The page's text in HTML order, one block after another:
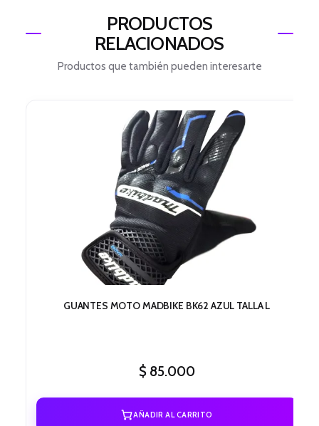
PRODUCTOS
RELACIONADOS
Productos que también pueden interesarte
GUANTES MOTO MADBIKE BK62 AZUL TALLA L
$85.000
AÑADIR AL CARRITO